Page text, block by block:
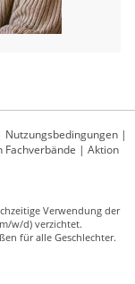
Nutzungsbedingungen |
Fachverbände | Aktion
Verwendung der
w/d) verzichtet.
für alle Geschlechter.